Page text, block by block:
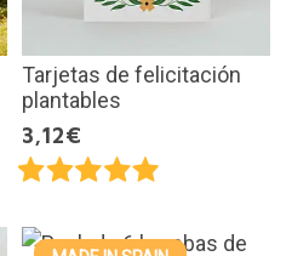
Tarjetas de felicitación
plantables
3,12€